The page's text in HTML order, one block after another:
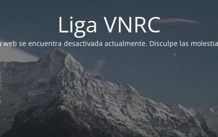
Liga VNRC
web se encuentra desactivada actualmente. Disculpe las